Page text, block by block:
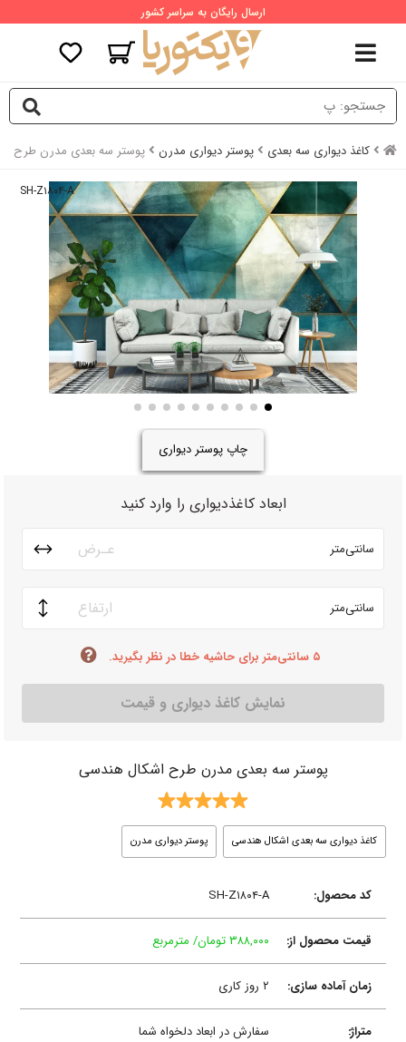
ارسال رایگان به سراسر کشور
کاغذ دیواری سه بعدی پوستر دیواری مدرن پوستر سه بعدی مدرن طرح
SH-Z۱۸۰۴-A
چاپ پوستر دیواری
ابعاد کاغذدیواری را وارد کنید
سانتی‌متر
سانتی‌متر
۵ سانتی‌متر برای حاشیه خطا در نظر بگیرید.
نمایش کاغذ دیواری و قیمت
پوستر سه بعدی مدرن طرح اشکال هندسی
کاغذ دیواری سه بعدی اشکال هندسی پوستر دیواری مدرن
کد محصول: SH-Z۱۸۰۴-A
قیمت محصول از: ۳۸۸,۰۰۰ تومان/ مترمربع
زمان آماده سازی: ۲ روز کاری
متراژ: سفارش در ابعاد دلخواه شما